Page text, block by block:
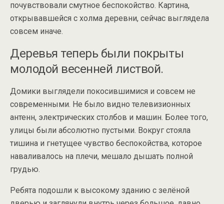
почувствовали смутное беспокойство. Картина,
открывавшейся с холма деревни, сейчас выглядела
совсем иначе.
Деревья теперь были покрыты
молодой весенней листвой.
Домики выглядели покосившимися и совсем не
современными. Не было видно телевизионных
антенн, электрических столбов и машин. Более того,
улицы были абсолютно пустыми. Вокруг стояла
тишина и гнетущее чувство беспокойства, которое
наваливалось на плечи, мешало дышать полной
грудью.
Ребята подошли к высокому зданию с зелёной